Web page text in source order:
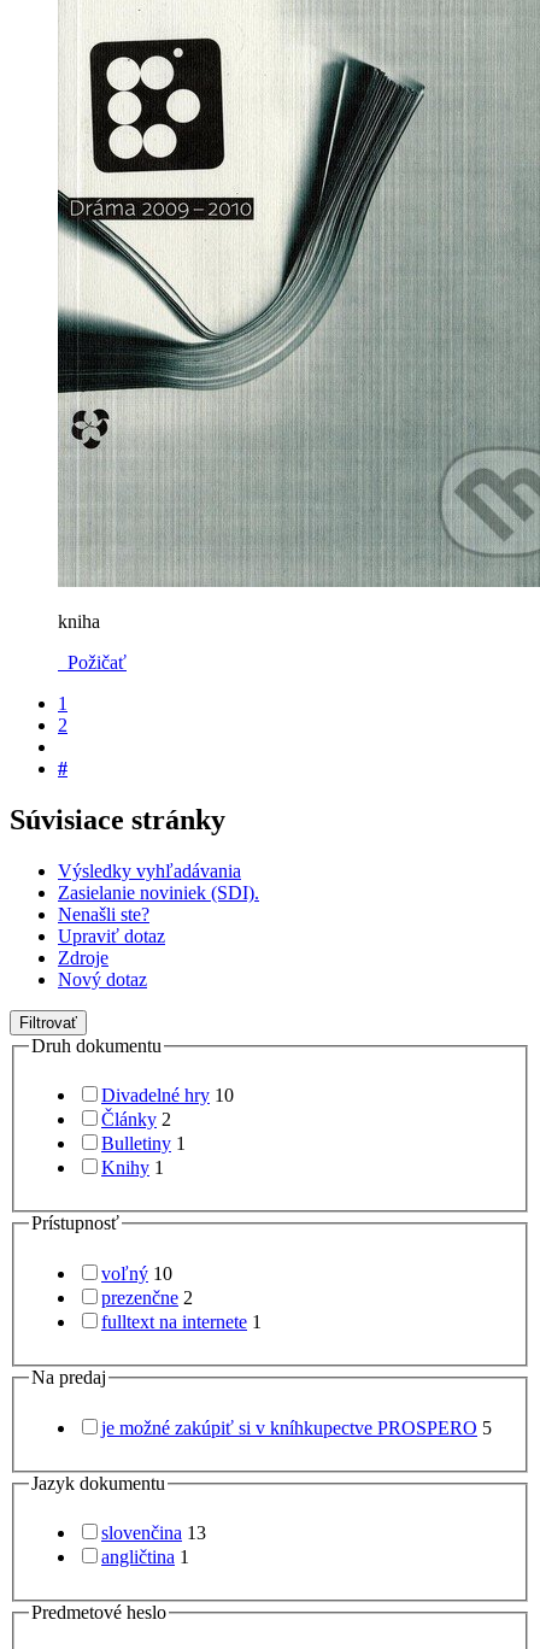
kniha
Požičať
1
2
#
Súvisiace stránky
Výsledky vyhľadávania
Zasielanie noviniek (SDI).
Nenašli ste?
Upraviť dotaz
Zdroje
Nový dotaz
Filtrovať
Druh dokumentu
Divadelné hry 10
Články 2
Bulletiny 1
Knihy 1
Prístupnosť
voľný 10
prezenčne 2
fulltext na internete 1
Na predaj
je možné zakúpiť si v kníhkupectve PROSPERO 5
Jazyk dokumentu
slovenčina 13
angličtina 1
Predmetové heslo